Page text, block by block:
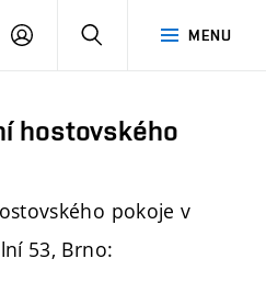
MENU
PŘIHLÁSIT
hostovského
pokoje v
53, Brno: